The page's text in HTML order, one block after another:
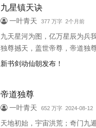
九星镇天诀
一叶青天 377 万字 2个月前
九天星河为图，亿万星辰为兵
独尊撼天，盖世帝尊，帝道独
新书剑动仙朝发布！
帝道独尊
一叶青天 652 万字 2024-08-12
天地初始，宇宙洪荒；奇门九